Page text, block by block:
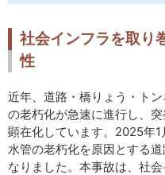
社会インフラを取り
性
近年、道路・橋りょう・ト
の老朽化が急速に進行し、
顕在化しています。2025年
水管の老朽化を原因とする
なりました。本事故は、社